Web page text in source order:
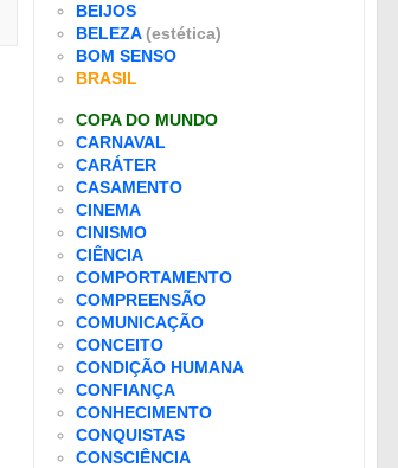
BEIJOS
BELEZA(estética)
BOM SENSO
BRASIL
COPA DO MUNDO
CARNAVAL
CARÁTER
CASAMENTO
CINEMA
CINISMO
CIÊNCIA
COMPORTAMENTO
COMPREENSÃO
COMUNICAÇÃO
CONCEITO
CONDIÇÃO HUMANA
CONFIANÇA
CONHECIMENTO
CONQUISTAS
CONSCIÊNCIA